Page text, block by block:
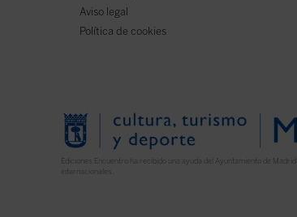
Aviso legal
Política de cookies
Ediciones Encuentro ha recibido una ayuda del Ayuntamiento de